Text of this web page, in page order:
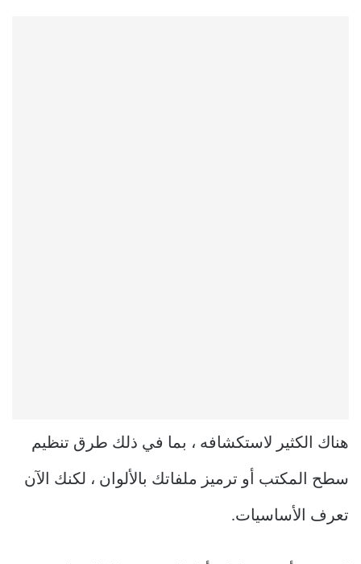
هناك الكثير لاستكشافه ، بما في ذلك طرق تنظيم
سطح المكتب أو ترميز ملفاتك بالألوان ، لكنك الآن
تعرف الأساسيات.